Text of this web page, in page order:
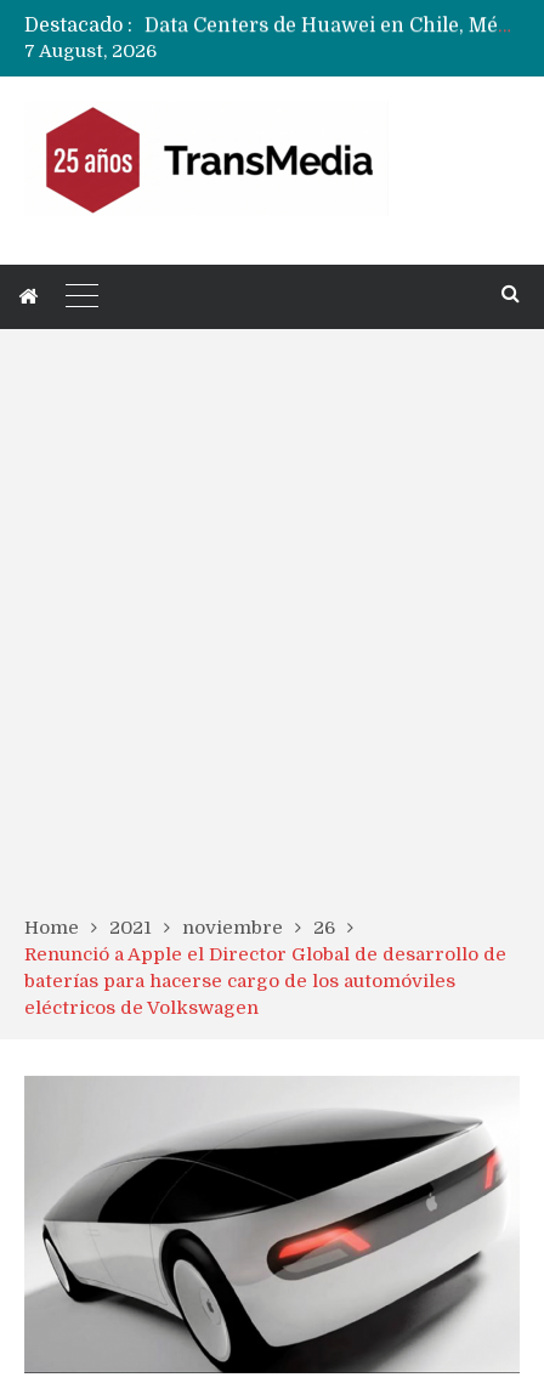
Destacado :
Data Centers de Huawei en Chile, México, Brasil,Perú y Argentina podrían verse afectados por arremetida de EE.UU
7 August, 2026
Home 2021 noviembre
26
Renunció a Apple el Director Global de desarrollo de
baterías para hacerse cargo de los automóviles
eléctricos de Volkswagen